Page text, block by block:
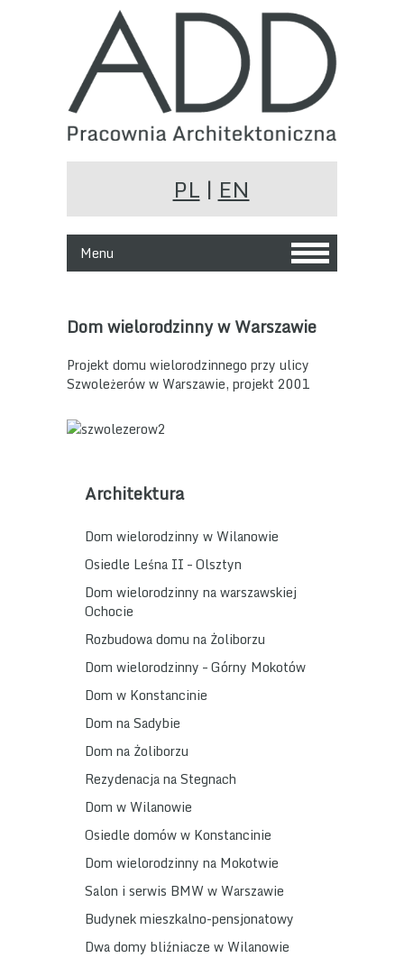
PL | EN
Menu
Dom wielorodzinny w Warszawie
Projekt domu wielorodzinnego przy ulicy
Szwoleżerów w Warszawie, projekt 2001
Architektura
Dom wielorodzinny w Wilanowie
Osiedle Leśna II – Olsztyn
Dom wielorodzinny na warszawskiej
Ochocie
Rozbudowa domu na Żoliborzu
Dom wielorodzinny – Górny Mokotów
Dom w Konstancinie
Dom na Sadybie
Dom na Żoliborzu
Rezydenacja na Stegnach
Dom w Wilanowie
Osiedle domów w Konstancinie
Dom wielorodzinny na Mokotwie
Salon i serwis BMW w Warszawie
Budynek mieszkalno-pensjonatowy
Dwa domy bliźniacze w Wilanowie